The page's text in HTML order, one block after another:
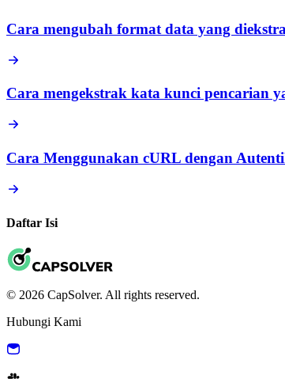
Cara mengubah format data yang
Cara mengekstrak kata kunci pencarian
Cara Menggunakan cURL dengan
Daftar Isi
© 2026 CapSolver. All rights reserved.
Hubungi Kami